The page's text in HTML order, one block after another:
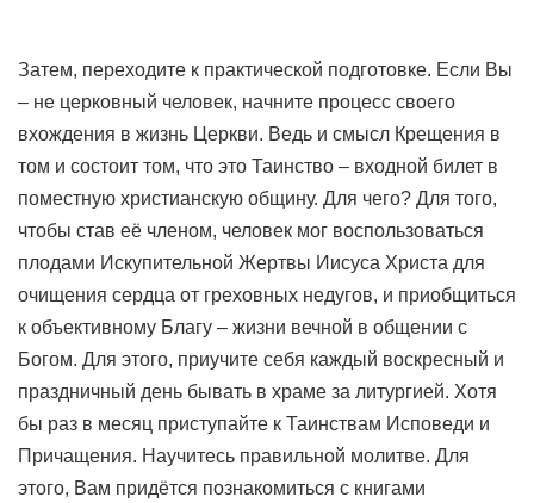
Затем, переходите к практической подготовке. Если Вы
– не церковный человек, начните процесс своего
вхождения в жизнь Церкви. Ведь и смысл Крещения в
том и состоит том, что это Таинство – входной билет в
поместную христианскую общину. Для чего? Для того,
чтобы став её членом, человек мог воспользоваться
плодами Искупительной Жертвы Иисуса Христа для
очищения сердца от греховных недугов, и приобщиться
к объективному Благу – жизни вечной в общении с
Богом. Для этого, приучите себя каждый воскресный и
праздничный день бывать в храме за литургией. Хотя
бы раз в месяц приступайте к Таинствам Исповеди и
Причащения. Научитесь правильной молитве. Для
этого, Вам придётся познакомиться с книгами